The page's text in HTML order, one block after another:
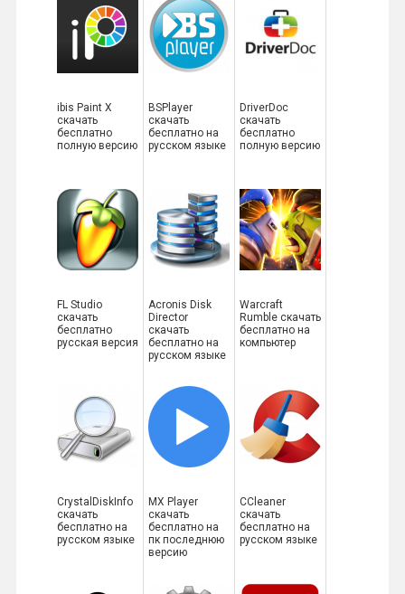
ibis Paint X
скачать
бесплатно
полную версию
BSPlayer
скачать
бесплатно на
русском языке
DriverDoc
скачать
бесплатно
полную версию
FL Studio
скачать
бесплатно
русская версия
Acronis Disk
Director
скачать
бесплатно на
русском языке
Warcraft
Rumble скачать
бесплатно на
компьютер
CrystalDiskInfo
скачать
бесплатно на
русском языке
MX Player
скачать
бесплатно на
пк последнюю
версию
CCleaner
скачать
бесплатно на
русском языке